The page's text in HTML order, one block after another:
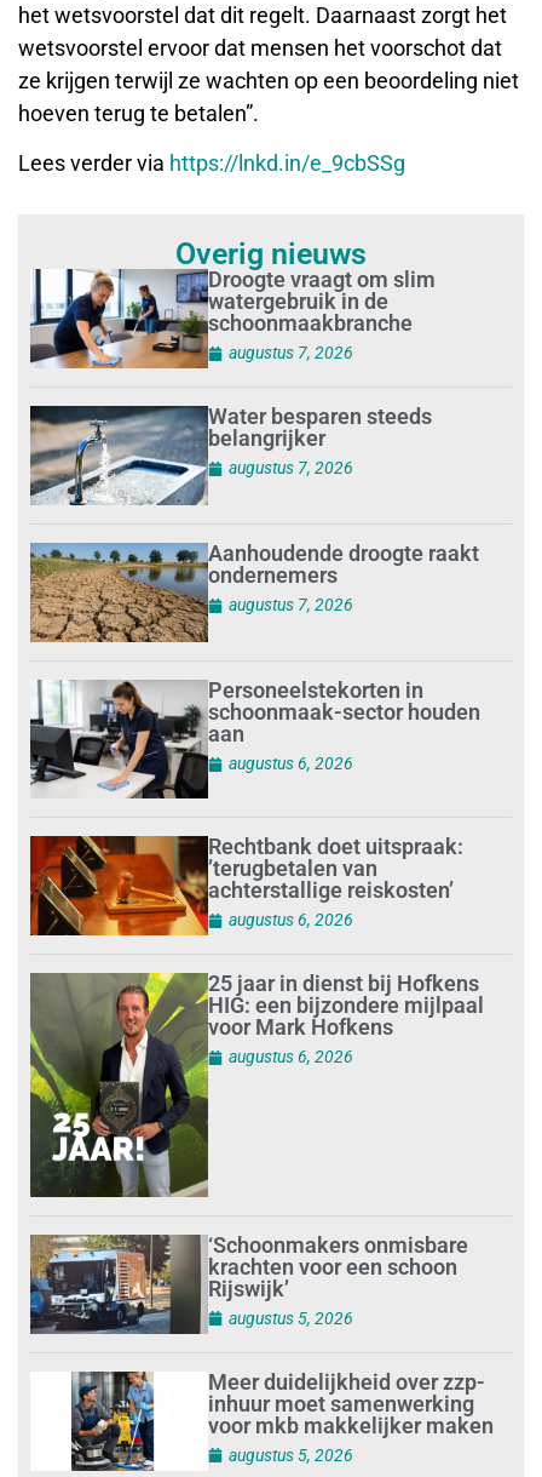
het wetsvoorstel dat dit regelt. Daarnaast zorgt het
wetsvoorstel ervoor dat mensen het voorschot dat
ze krijgen terwijl ze wachten op een beoordeling niet
hoeven terug te betalen”.
Lees verder via https://lnkd.in/e_9cbSSg
Overig nieuws
Droogte vraagt om slim
watergebruik in de
schoonmaakbranche
augustus 7, 2026
Water besparen steeds
belangrijker
augustus 7, 2026
Aanhoudende droogte raakt
ondernemers
augustus 7, 2026
Personeelstekorten in
schoonmaak-sector houden
aan
augustus 6, 2026
Rechtbank doet uitspraak:
’terugbetalen van
achterstallige reiskosten’
augustus 6, 2026
25 jaar in dienst bij Hofkens
HIG: een bijzondere mijlpaal
voor Mark Hofkens
augustus 6, 2026
‘Schoonmakers onmisbare
krachten voor een schoon
Rijswijk’
augustus 5, 2026
Meer duidelijkheid over zzp-
inhuur moet samenwerking
voor mkb makkelijker maken
augustus 5, 2026